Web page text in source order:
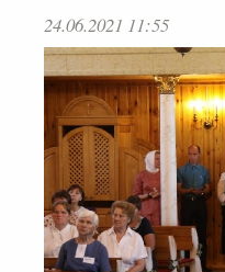
24.06.2021 11:55